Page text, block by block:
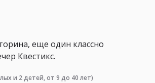
еще один классно
Квестикс.
и 2 детей, от 9 до 40 лет)